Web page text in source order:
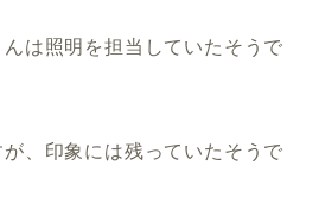
は照明を担当していたそうで
、印象には残っていたそうで